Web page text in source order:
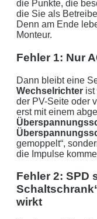
die Punkte, die
die Sie als
Denn am Ende
Monteur.
Fehler 1: Nur
Dann bleibt eine
Wechselrichter ist
der PV-Seite oder
erst mit einem
gemoppelt“,
die Impulse
Fehler 2: SPD
wirkt